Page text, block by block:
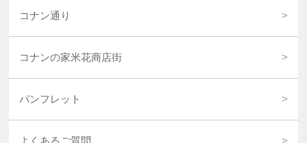
コナン通り
コナンの家米花商店街
パンフレット
よくあるご質問